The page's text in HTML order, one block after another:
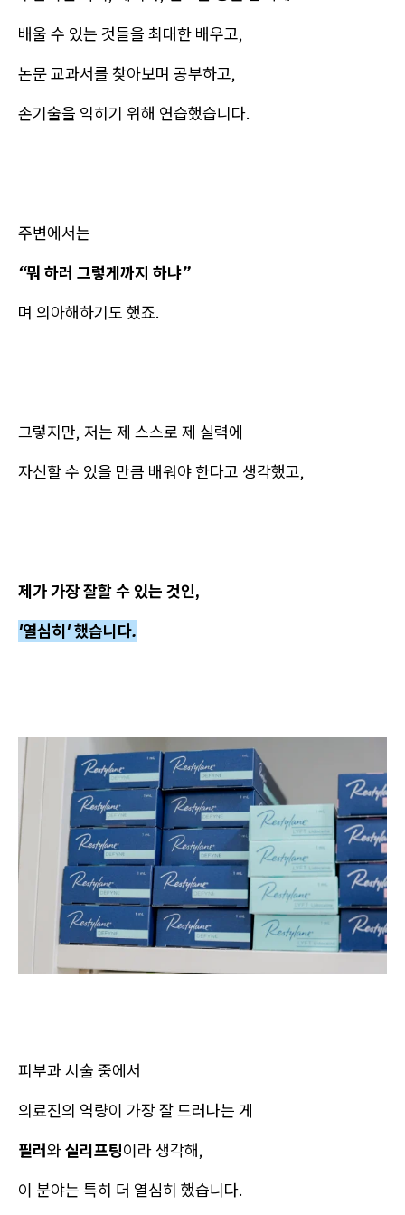
배울 수 있는 것들을 최대한 배우고,
논문 교과서를 찾아보며 공부하고,
손기술을 익히기 위해 연습했습니다.
주변에서는
“뭐 하러 그렇게까지 하냐”
며 의아해하기도 했죠.
그렇지만, 저는 제 스스로 제 실력에
자신할 수 있을 만큼 배워야 한다고 생각했고,
제가 가장 잘할 수 있는 것인,
'열심히' 했습니다.
피부과 시술 중에서
의료진의 역량이 가장 잘 드러나는 게
필러와실리프팅이라 생각해,
이 분야는 특히 더 열심히 했습니다.